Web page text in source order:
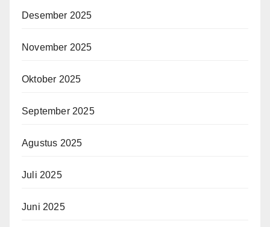
Desember 2025
November 2025
Oktober 2025
September 2025
Agustus 2025
Juli 2025
Juni 2025